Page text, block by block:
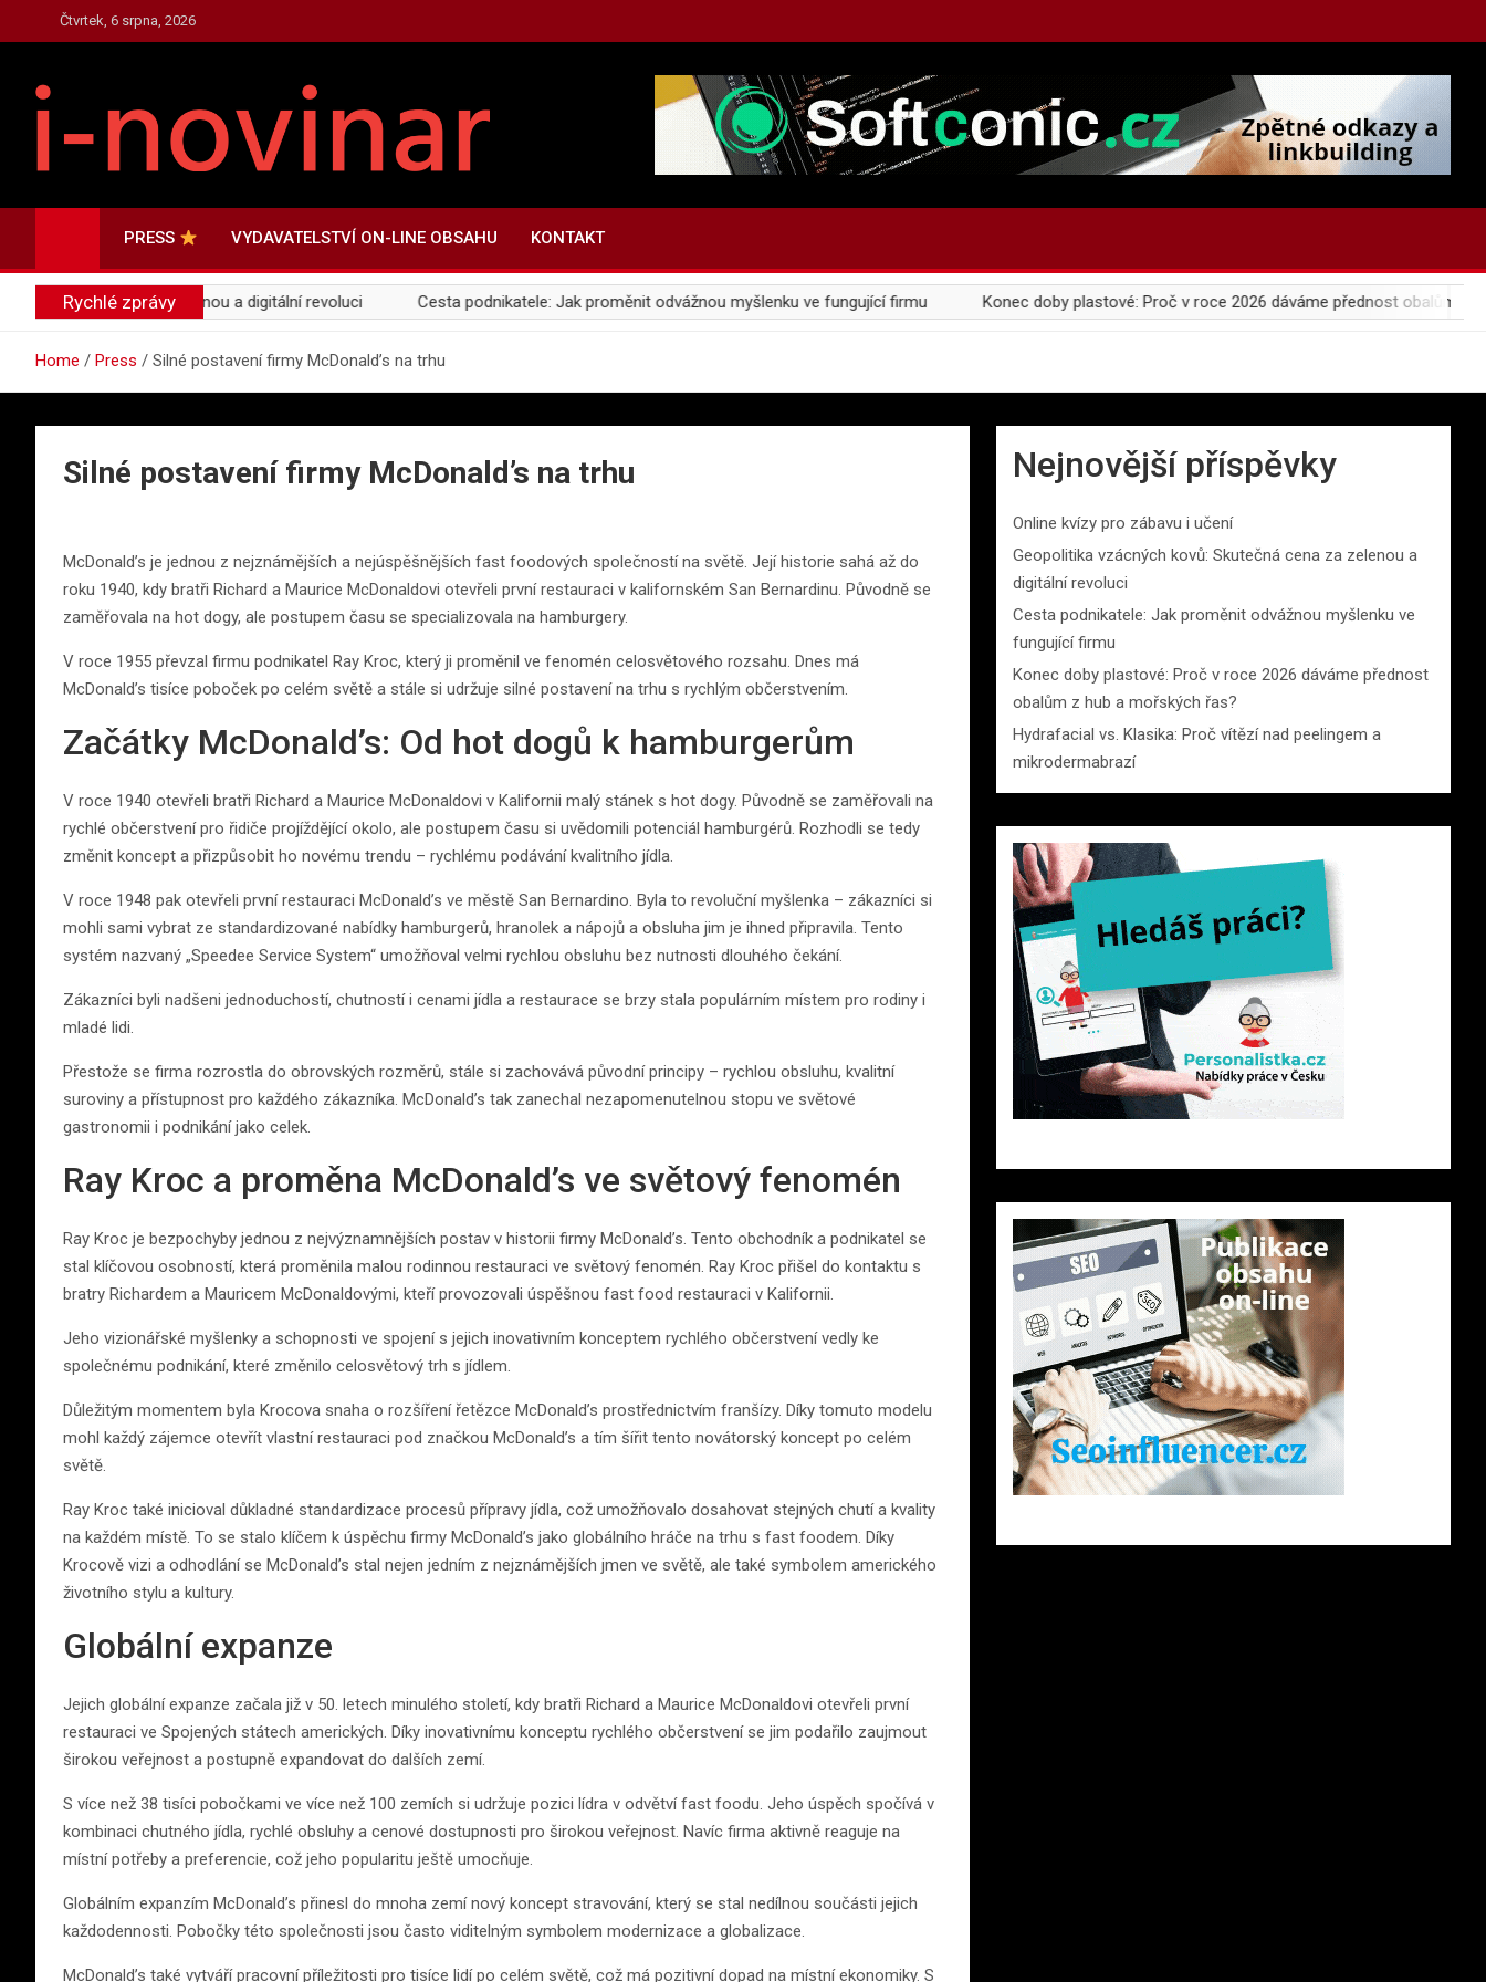
to
Čtvrtek, 6 srpna, 2026
PRESS.I-NOVINAR.CZ
PRESS VYDAVATELSTVÍ ON-LINE OBSAHU KONTAKT
Rychlé zprávy
cena za zelenou a digitální revoluci Cesta podnikatele: Jak proměnit odvážnou myšlenku ve fungující firmu Konec doby plastové: Proč v roce 2026 dáváme přednost obalům z hub
Home Press Silné postavení firmy McDonald’s na trhu
Silné postavení firmy McDonald’s na trhu
McDonald’s je jednou z nejznámějších a nejúspěšnějších fast foodových společností na světě. Její historie sahá až do
roku 1940, kdy bratři Richard a Maurice McDonaldovi otevřeli první restauraci v kalifornském San Bernardinu. Původně se
zaměřovala na hot dogy, ale postupem času se specializovala na hamburgery.
V roce 1955 převzal firmu podnikatel Ray Kroc, který ji proměnil ve fenomén celosvětového rozsahu. Dnes má
McDonald’s tisíce poboček po celém světě a stále si udržuje silné postavení na trhu s rychlým občerstvením.
Začátky McDonald’s: Od hot dogů k hamburgerům
V roce 1940 otevřeli bratři Richard a Maurice McDonaldovi v Kalifornii malý stánek s hot dogy. Původně se zaměřovali na
rychlé občerstvení pro řidiče projíždějící okolo, ale postupem času si uvědomili potenciál hamburgérů. Rozhodli se tedy
změnit koncept a přizpůsobit ho novému trendu – rychlému podávání kvalitního jídla.
V roce 1948 pak otevřeli první restauraci McDonald’s ve městě San Bernardino. Byla to revoluční myšlenka – zákazníci si
mohli sami vybrat ze standardizované nabídky hamburgerů, hranolek a nápojů a obsluha jim je ihned připravila. Tento
systém nazvaný „Speedee Service System“ umožňoval velmi rychlou obsluhu bez nutnosti dlouhého čekání.
Zákazníci byli nadšeni jednoduchostí, chutností i cenami jídla a restaurace se brzy stala populárním místem pro rodiny i
mladé lidi.
Přestože se firma rozrostla do obrovských rozměrů, stále si zachovává původní principy – rychlou obsluhu, kvalitní
suroviny a přístupnost pro každého zákazníka. McDonald’s tak zanechal nezapomenutelnou stopu ve světové
gastronomii i podnikání jako celek.
Ray Kroc a proměna McDonald’s ve světový fenomén
Ray Kroc je bezpochyby jednou z nejvýznamnějších postav v historii firmy McDonald’s. Tento obchodník a podnikatel se
stal klíčovou osobností, která proměnila malou rodinnou restauraci ve světový fenomén. Ray Kroc přišel do kontaktu s
bratry Richardem a Mauricem McDonaldovými, kteří provozovali úspěšnou fast food restauraci v Kalifornii.
Jeho vizionářské myšlenky a schopnosti ve spojení s jejich inovativním konceptem rychlého občerstvení vedly ke
společnému podnikání, které změnilo celosvětový trh s jídlem.
Důležitým momentem byla Krocova snaha o rozšíření řetězce McDonald’s prostřednictvím franšízy. Díky tomuto modelu
mohl každý zájemce otevřít vlastní restauraci pod značkou McDonald’s a tím šířit tento novátorský koncept po celém
světě.
Ray Kroc také inicioval důkladné standardizace procesů přípravy jídla, což umožňovalo dosahovat stejných chutí a kvality
na každém místě. To se stalo klíčem k úspěchu firmy McDonald’s jako globálního hráče na trhu s fast foodem. Díky
Krocově vizi a odhodlání se McDonald’s stal nejen jedním z nejznámějších jmen ve světě, ale také symbolem amerického
životního stylu a kultury.
Globální expanze
Jejich globální expanze začala již v 50. letech minulého století, kdy bratři Richard a Maurice McDonaldovi otevřeli první
restauraci ve Spojených státech amerických. Díky inovativnímu konceptu rychlého občerstvení se jim podařilo zaujmout
širokou veřejnost a postupně expandovat do dalších zemí.
S více než 38 tisíci pobočkami ve více než 100 zemích si udržuje pozici lídra v odvětví fast foodu. Jeho úspěch spočívá v
kombinaci chutného jídla, rychlé obsluhy a cenové dostupnosti pro širokou veřejnost. Navíc firma aktivně reaguje na
místní potřeby a preferencie, což jeho popularitu ještě umocňuje.
Globálním expanzím McDonald’s přinesl do mnoha zemí nový koncept stravování, který se stal nedílnou součásti jejich
každodennosti. Pobočky této společnosti jsou často viditelným symbolem modernizace a globalizace.
McDonald’s také vytváří pracovní příležitosti pro tisíce lidí po celém světě, což má pozitivní dopad na místní ekonomiky. S
Nejnovější příspěvky
Online kvízy pro zábavu i učení
Geopolitika vzácných kovů: Skutečná cena za zelenou a
digitální revoluci
Cesta podnikatele: Jak proměnit odvážnou myšlenku ve
fungující firmu
Konec doby plastové: Proč v roce 2026 dáváme přednost
obalům z hub a mořských řas?
Hydrafacial vs. Klasika: Proč vítězí nad peelingem a
mikrodermabrazí